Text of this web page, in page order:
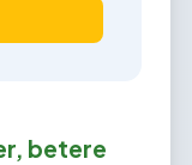
betere